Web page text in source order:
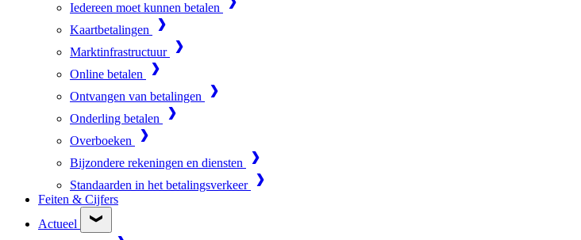
Iedereen moet kunnen betalen
Kaartbetalingen
Marktinfrastructuur
Online betalen
Ontvangen van betalingen
Onderling betalen
Overboeken
Bijzondere rekeningen en diensten
Standaarden in het betalingsverkeer
Feiten & Cijfers
Actueel